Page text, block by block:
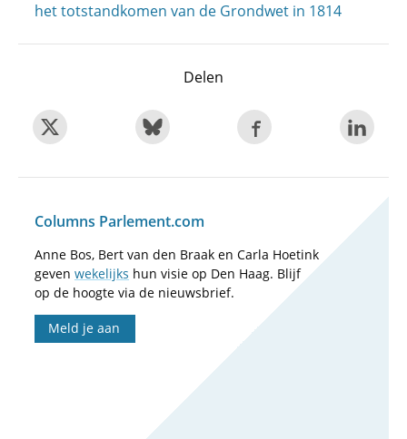
het totstandkomen van de Grondwet in 1814
Delen
Columns Parlement.com
Anne Bos, Bert van den Braak en Carla Hoetink
geven wekelijks hun visie op Den Haag. Blijf
op de hoogte via de nieuwsbrief.
Meld je aan